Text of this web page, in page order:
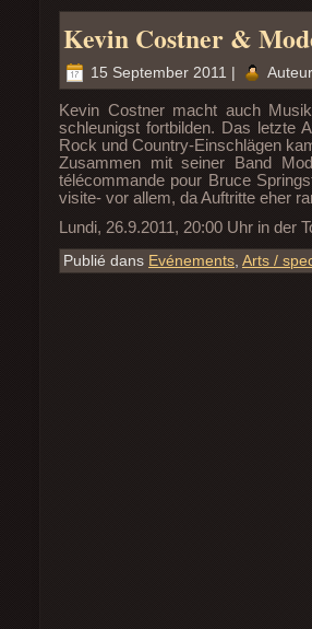
Kevin Costner &
15 September 2011 |
Kevin Costner macht auch
schleunigst fortbilden. Das letzte
Rock und Country-Einschlägen
Zusammen mit seiner Band
télécommande pour Bruce
visite- vor allem, da Auftritte eher
Lundi, 26.9.2011, 20:00 Uhr in der
Publié dans Evénements, Arts /